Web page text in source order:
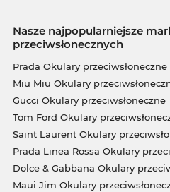
Nasze najpopularniejsze
przeciwsłonecznych
Prada Okulary przeciwsłoneczne
Miu Miu Okulary
Gucci Okulary przeciwsłoneczne
Tom Ford Okulary
Saint Laurent Okulary
Prada Linea Rossa Okulary
Dolce & Gabbana Okulary
Maui Jim Okulary